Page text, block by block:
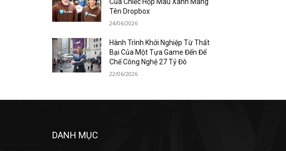
Tên Dropbox
24/06/2026
Hành Trình Khởi Nghiệp Từ Thất
Bại Của Một Tựa Game Đến Đế
Chế Công Nghệ 27 Tỷ Đô
22/06/2026
DANH MỤC